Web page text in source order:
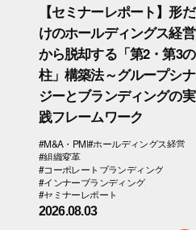
【セミナーレポート】形だ
けのホールディングス経営
から脱却する「第2・第3の
柱」構築法～グループシナ
ジーとブランディングの実
践フレームワーク
#M&A・PMI#ホールディングス経営
#組織変革
#コーポレートブランディング
#インナーブランディング
#セミナーレポート
2026.08.03